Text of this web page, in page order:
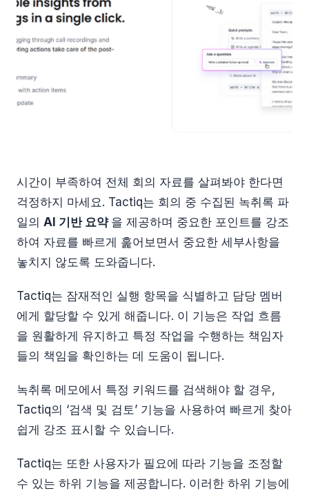
시간이 부족하여 전체 회의 자료를 살펴봐야 한다면
걱정하지 마세요. Tactiq는 회의 중 수집된 녹취록 파
일의 AI 기반 요약 을 제공하며 중요한 포인트를 강조
하여 자료를 빠르게 훑어보면서 중요한 세부사항을
놓치지 않도록 도와줍니다.
Tactiq는 잠재적인 실행 항목을 식별하고 담당 멤버
에게 할당할 수 있게 해줍니다. 이 기능은 작업 흐름
을 원활하게 유지하고 특정 작업을 수행하는 책임자
들의 책임을 확인하는 데 도움이 됩니다.
녹취록 메모에서 특정 키워드를 검색해야 할 경우,
Tactiq의 ‘검색 및 검토’ 기능을 사용하여 빠르게 찾아
쉽게 강조 표시할 수 있습니다.
Tactiq는 또한 사용자가 필요에 따라 기능을 조정할
수 있는 하위 기능을 제공합니다. 이러한 하위 기능에